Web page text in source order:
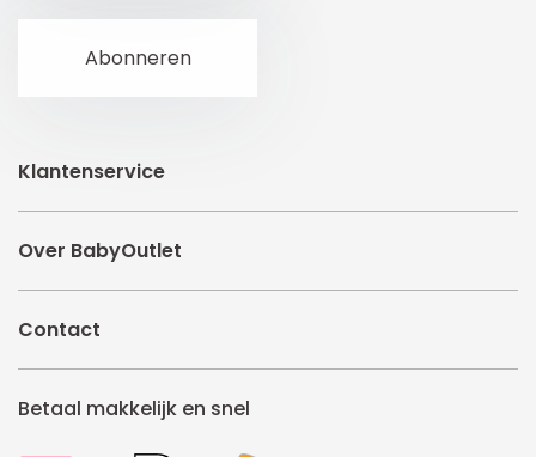
Klantenservice
Over BabyOutlet
Contact
Betaal makkelijk en snel